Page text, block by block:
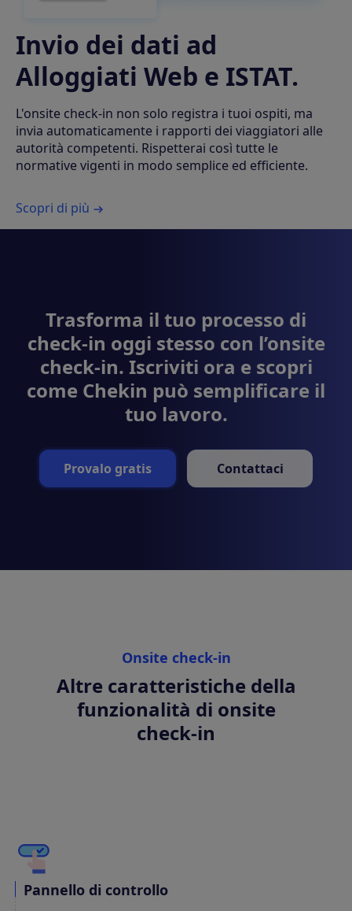
Invio dei dati ad
Alloggiati Web e ISTAT.
L'onsite check-in non solo registra i tuoi ospiti, ma
invia automaticamente i rapporti dei viaggiatori alle
autorità competenti. Rispetterai così tutte le
normative vigenti in modo semplice ed efficiente.
Scopri di più
Trasforma il tuo processo di
check-in oggi stesso con l’onsite
check-in. Iscriviti ora e scopri
come Chekin può semplificare il
tuo lavoro.
Provalo gratis Contattaci
Onsite check-in
Altre caratteristiche della
funzionalità di onsite
check-in
Pannello di controllo